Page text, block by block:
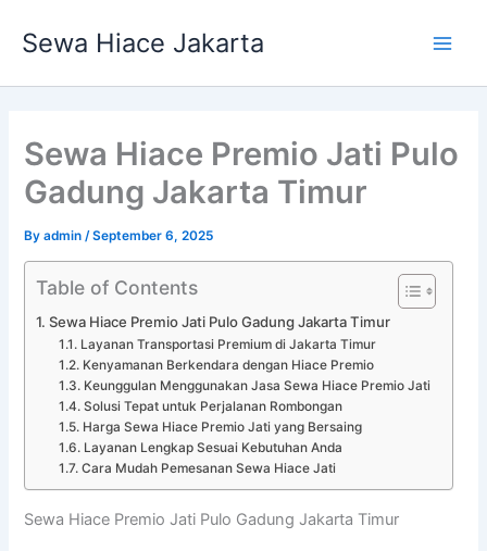
Sewa Hiace Jakarta
Sewa Hiace Premio Jati Pulo
Gadung Jakarta Timur
Byadmin /September 6, 2025
Table of Contents
Sewa Hiace Premio Jati Pulo Gadung Jakarta Timur
Layanan Transportasi Premium di Jakarta Timur
Kenyamanan Berkendara dengan Hiace Premio
Keunggulan Menggunakan Jasa Sewa Hiace Premio Jati
Solusi Tepat untuk Perjalanan Rombongan
Harga Sewa Hiace Premio Jati yang Bersaing
Layanan Lengkap Sesuai Kebutuhan Anda
Cara Mudah Pemesanan Sewa Hiace Jati
Sewa Hiace Premio Jati Pulo Gadung Jakarta Timur